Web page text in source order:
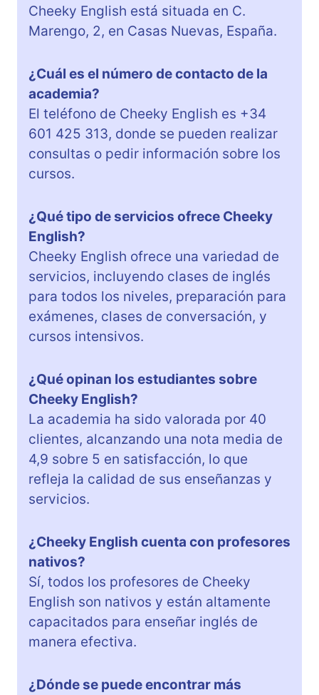
Cheeky English está situada en C.
Marengo, 2, en Casas Nuevas, España.
¿Cuál es el número de contacto de la
academia?
El teléfono de Cheeky English es +34
601 425 313, donde se pueden realizar
consultas o pedir información sobre los
cursos.
¿Qué tipo de servicios ofrece Cheeky
English?
Cheeky English ofrece una variedad de
servicios, incluyendo clases de inglés
para todos los niveles, preparación para
exámenes, clases de conversación, y
cursos intensivos.
¿Qué opinan los estudiantes sobre
Cheeky English?
La academia ha sido valorada por 40
clientes, alcanzando una nota media de
4,9 sobre 5 en satisfacción, lo que
refleja la calidad de sus enseñanzas y
servicios.
¿Cheeky English cuenta con profesores
nativos?
Sí, todos los profesores de Cheeky
English son nativos y están altamente
capacitados para enseñar inglés de
manera efectiva.
¿Dónde se puede encontrar más